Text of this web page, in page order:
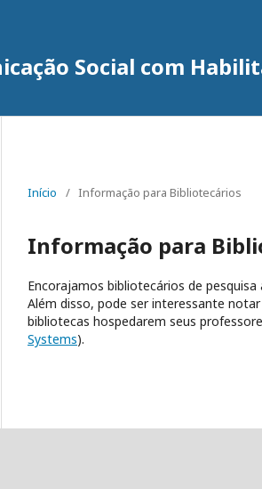
Social com
Início / Informação para Bibliotecários
Informação para
Encorajamos bibliotecários de
Além disso, pode ser interessante
bibliotecas hospedarem seus
Systems).